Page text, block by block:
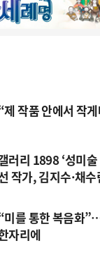
제 작품 안에서 작
러리 1898 ‘성미
작가, 김지수·채
미를 통한 복음화
자리에